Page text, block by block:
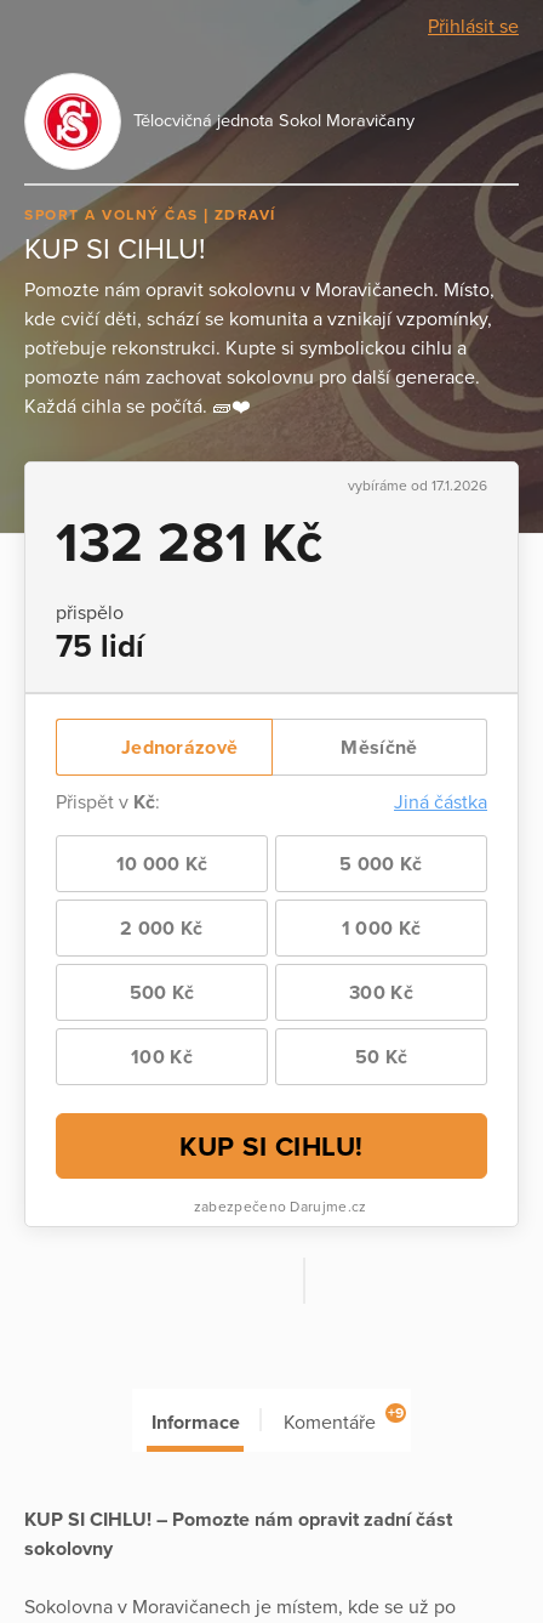
Přihlásit se
Tělocvičná jednota Sokol Moravičany
SPORT A VOLNÝ ČAS ZDRAVÍ
KUP SI CIHLU!
Pomozte nám opravit sokolovnu v Moravičanech. Místo,
kde cvičí děti, schází se komunita a vznikají vzpomínky,
potřebuje rekonstrukci. Kupte si symbolickou cihlu a
pomozte nám zachovat sokolovnu pro další generace.
Každá cihla se počítá. 🧱❤️
vybíráme od 17.1.2026
132 281 Kč
přispělo
75 lidí
Jednorázově Měsíčně
Přispět v Kč: Jiná částka
10 000 Kč 5 000 Kč
2 000 Kč 1 000 Kč
500 Kč 300 Kč
100 Kč 50 Kč
KUP SI CIHLU!
zabezpečeno Darujme.cz
Informace Komentáře +9
KUP SI CIHLU! – Pomozte nám opravit zadní část
sokolovny
Sokolovna v Moravičanech je místem, kde se už po